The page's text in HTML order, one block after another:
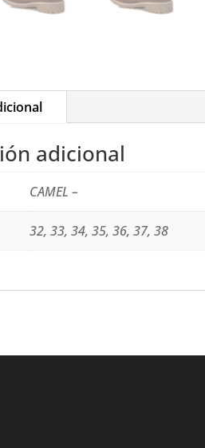
adicional
CAMEL –
32, 33, 34, 35, 36, 37, 38